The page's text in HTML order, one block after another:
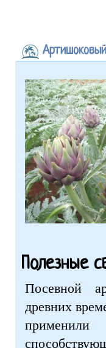
Полезные
Посевной
древних